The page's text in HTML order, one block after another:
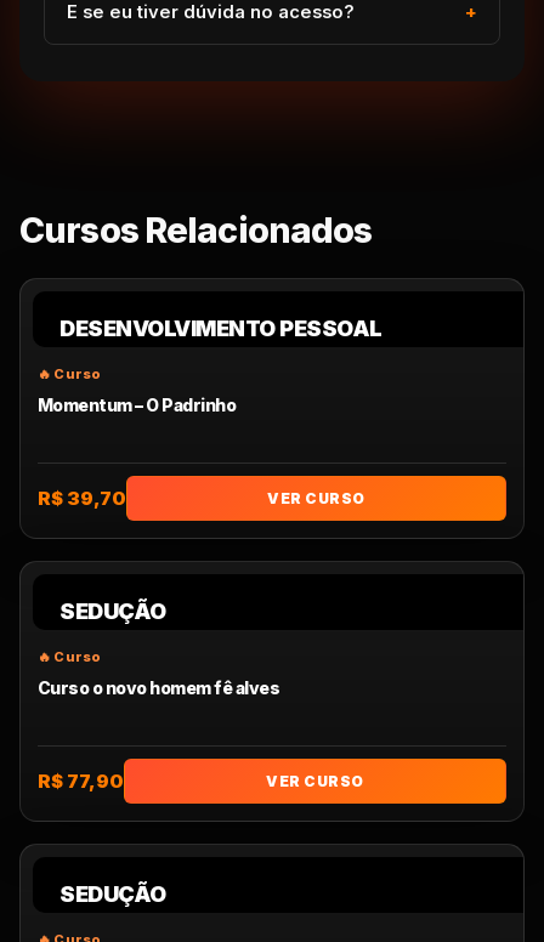
E se eu tiver dúvida no acesso?
Cursos Relacionados
DESENVOLVIMENTO PESSOAL
Momentum – O Padrinho
R$ 39,70 VER CURSO
SEDUÇÃO
Curso o novo homem fê alves
R$ 77,90 VER CURSO
SEDUÇÃO